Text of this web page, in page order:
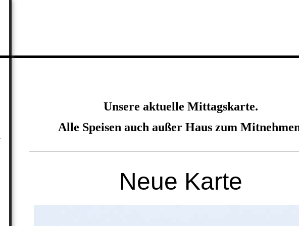
Unsere aktuelle Mittagskarte.
Alle Speisen auch außer Haus zum
Neue Karte